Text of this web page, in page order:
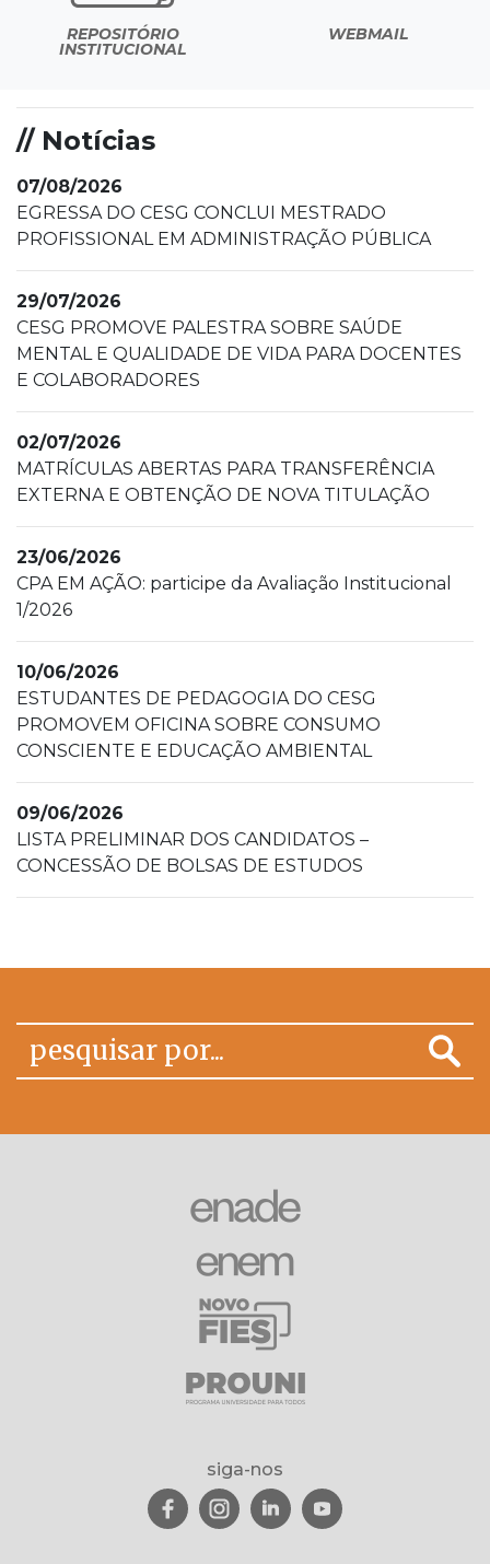
REPOSITÓRIO
INSTITUCIONAL
WEBMAIL
// Notícias
07/08/2026
EGRESSA DO CESG CONCLUI MESTRADO
PROFISSIONAL EM ADMINISTRAÇÃO PÚBLICA
29/07/2026
CESG PROMOVE PALESTRA SOBRE SAÚDE
MENTAL E QUALIDADE DE VIDA PARA DOCENTES
E COLABORADORES
02/07/2026
MATRÍCULAS ABERTAS PARA TRANSFERÊNCIA
EXTERNA E OBTENÇÃO DE NOVA TITULAÇÃO
23/06/2026
CPA EM AÇÃO: participe da Avaliação Institucional
1/2026
10/06/2026
ESTUDANTES DE PEDAGOGIA DO CESG
PROMOVEM OFICINA SOBRE CONSUMO
CONSCIENTE E EDUCAÇÃO AMBIENTAL
09/06/2026
LISTA PRELIMINAR DOS CANDIDATOS –
CONCESSÃO DE BOLSAS DE ESTUDOS
siga-nos